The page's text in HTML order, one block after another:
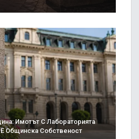
Имотът С Лабораторията
Общинска Собственост